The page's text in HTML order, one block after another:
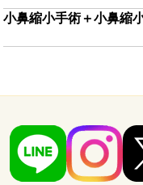
小鼻縮小手術＋小鼻縮